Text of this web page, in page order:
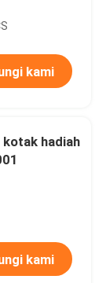
kami
hadiah
kami